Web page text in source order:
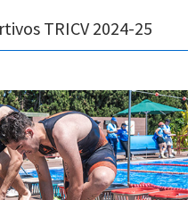
TRICV 2024-25